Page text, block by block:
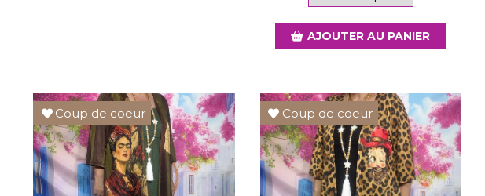
AJOUTER AU PANIER
Coup de coeur Coup de coeur